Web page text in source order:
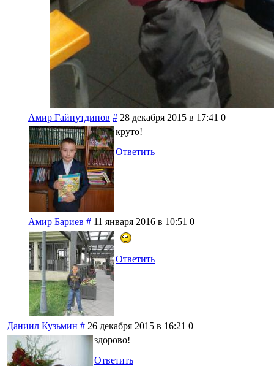
Амир Гайнутдинов # 28 декабря 2015 в 17:41 0
круто!
Ответить
Амир Бариев # 11 января 2016 в 10:51 0
Ответить
Даниил Кузьмин # 26 декабря 2015 в 16:21 0
здорово!
Ответить